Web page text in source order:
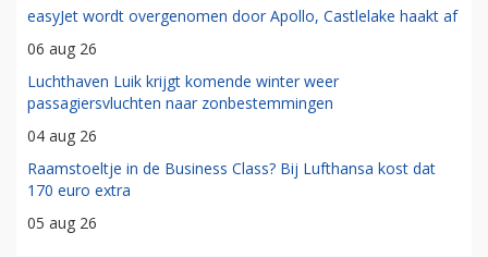
easyJet wordt overgenomen door Apollo, Castlelake haakt af
06 aug 26
Luchthaven Luik krijgt komende winter weer
passagiersvluchten naar zonbestemmingen
04 aug 26
Raamstoeltje in de Business Class? Bij Lufthansa kost dat
170 euro extra
05 aug 26